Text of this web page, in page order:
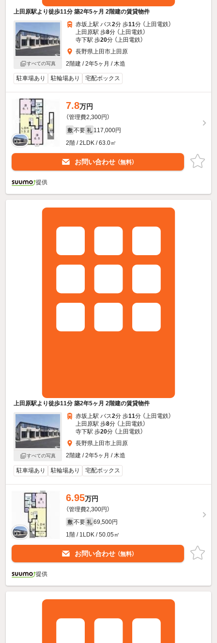
上田原駅より徒歩11分 築2年5ヶ月 2階建の賃貸物件
すべての写真
赤坂上駅 バス2分 歩11分 （上田電鉄）
上田原駅 歩8分 （上田電鉄）
寺下駅 歩20分 （上田電鉄）
長野県上田市上田原
2階建 / 2年5ヶ月 / 木造
駐車場あり 駐輪場あり 宅配ボックス
7.8万円
（管理費2,300円）
敷 不要 礼 117,000円
2階 / 2LDK / 63.0㎡
お問い合わせ （無料）
提供
上田原駅より徒歩11分 築2年5ヶ月 2階建の賃貸物件
すべての写真
赤坂上駅 バス2分 歩11分 （上田電鉄）
上田原駅 歩8分 （上田電鉄）
寺下駅 歩20分 （上田電鉄）
長野県上田市上田原
2階建 / 2年5ヶ月 / 木造
駐車場あり 駐輪場あり 宅配ボックス
6.95万円
（管理費2,300円）
敷 不要 礼 69,500円
1階 / 1LDK / 50.05㎡
お問い合わせ （無料）
提供